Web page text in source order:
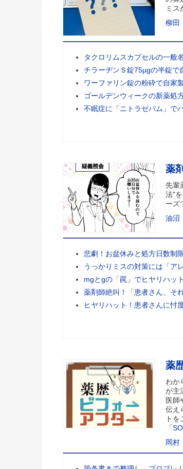
ミス
柳
タクロリムスカプセルの一般
チラーヂンＳ錠75µgの半錠で
ワーファリン錠の粉砕で自家
ゴールデンウィークの新薬処
不眠症に「ニトラゼパム」で
薬
先輩
法"
ーズ
油沼
悲劇！お盆休みと処方日数制
うっかりミスの対策には「ア
mgとgの「罠」でヒヤリハット
薬剤師絶叫！「患者さん、そ
ヒヤリハット！患者さんに忖
薬
わか
が主
医師
伝え
トを
「
岡